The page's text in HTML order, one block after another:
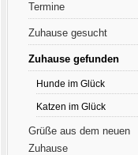
Termine
Zuhause gesucht
Zuhause gefunden
Hunde im Glück
Katzen im Glück
Grüße aus dem neuen
Zuhause